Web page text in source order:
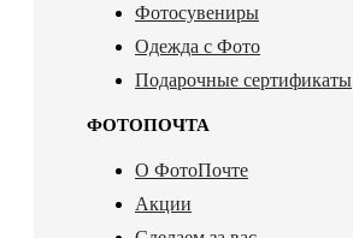
Фотосувениры
Одежда с Фото
Подарочные сертификаты
ФОТОПОЧТА
О ФотоПочте
Акции